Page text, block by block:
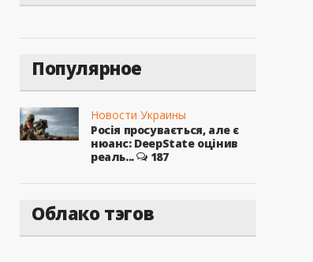
Популярное
Новости Украины
Росія просувається, але є
нюанс: DeepState оцінив
реаль...
187
Облако тэгов